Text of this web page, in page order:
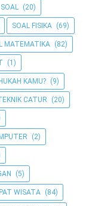
SOAL (20)
SOAL FISIKA (69)
MATEMATIKA (82)
(1)
KAMU? (9)
CATUR (20)
(2)
(5)
WISATA (84)